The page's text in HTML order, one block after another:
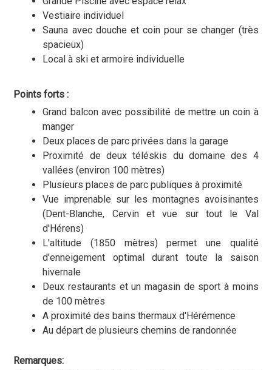
Vestiaire individuel
Sauna avec douche et coin pour se changer (très
spacieux)
Local à ski et armoire individuelle
Points forts :
Grand balcon avec possibilité de mettre un coin à
manger
Deux places de parc privées dans la garage
Proximité de deux téléskis du domaine des 4
vallées (environ 100 mètres)
Plusieurs places de parc publiques à proximité
Vue imprenable sur les montagnes avoisinantes
(Dent-Blanche, Cervin et vue sur tout le Val
d'Hérens)
L'altitude (1850 mètres) permet une qualité
d'enneigement optimal durant toute la saison
hivernale
Deux restaurants et un magasin de sport à moins
de 100 mètres
A proximité des bains thermaux d'Hérémence
Au départ de plusieurs chemins de randonnée
Remarques: